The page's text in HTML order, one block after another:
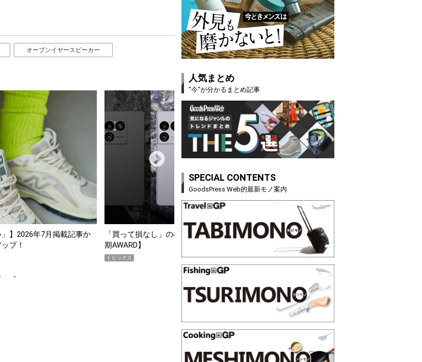
オープンイヤースピーカー
記事か
「買って損なし」の極上スマホ5選【GoodsPress 2026上半
薄着になる季節の夏こそ“映える”タフな腕時計を
SHOCK「GRAVITYMASTER」は本当に機能も見
PR
人気まとめ
"今"が分かるまとめ記事
SPECIAL CONTENTS
GoodsPress Web的最新モノ案内